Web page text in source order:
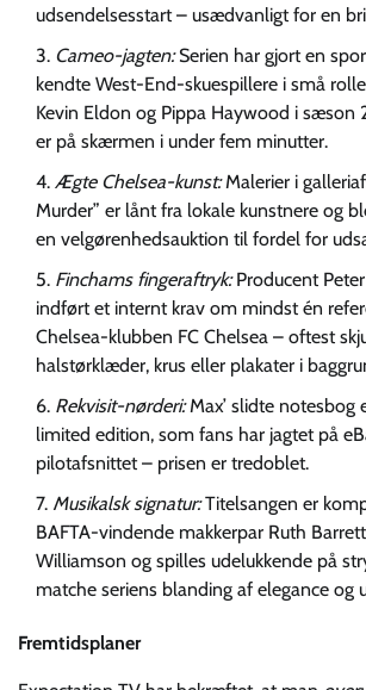
udsendelsesstart – usædvanligt for en
Cameo-jagten:Serien har gjort en
kendte West-End-skuespillere i små
Kevin Eldon og Pippa Haywood i sæson
er på skærmen i under fem minutter.
Ægte Chelsea-kunst:Malerier i
Murder” er lånt fra lokale kunstnere og
en velgørenhedsauktion til fordel for
Finchams fingeraftryk:Producent
indført et internt krav om mindst én
Chelsea-klubben FC Chelsea – oftest
halstørklæder, krus eller plakater i
Rekvisit-nørderi:Max’ slidte notesbog
limited edition, som fans har jagtet på
pilotafsnittet – prisen er tredoblet.
Musikalsk signatur:Titelsangen er
BAFTA-vindende makkerpar Ruth
Williamson og spilles udelukkende på
matche seriens blanding af elegance og
Fremtidsplaner